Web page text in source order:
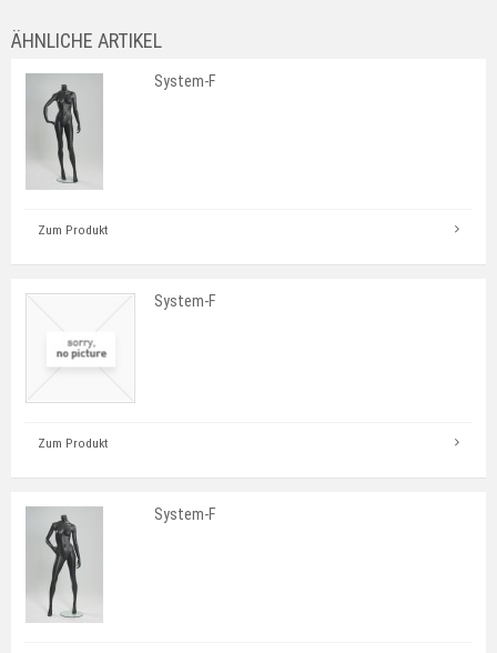
ÄHNLICHE ARTIKEL
System-F
Zum Produkt
System-F
Zum Produkt
System-F